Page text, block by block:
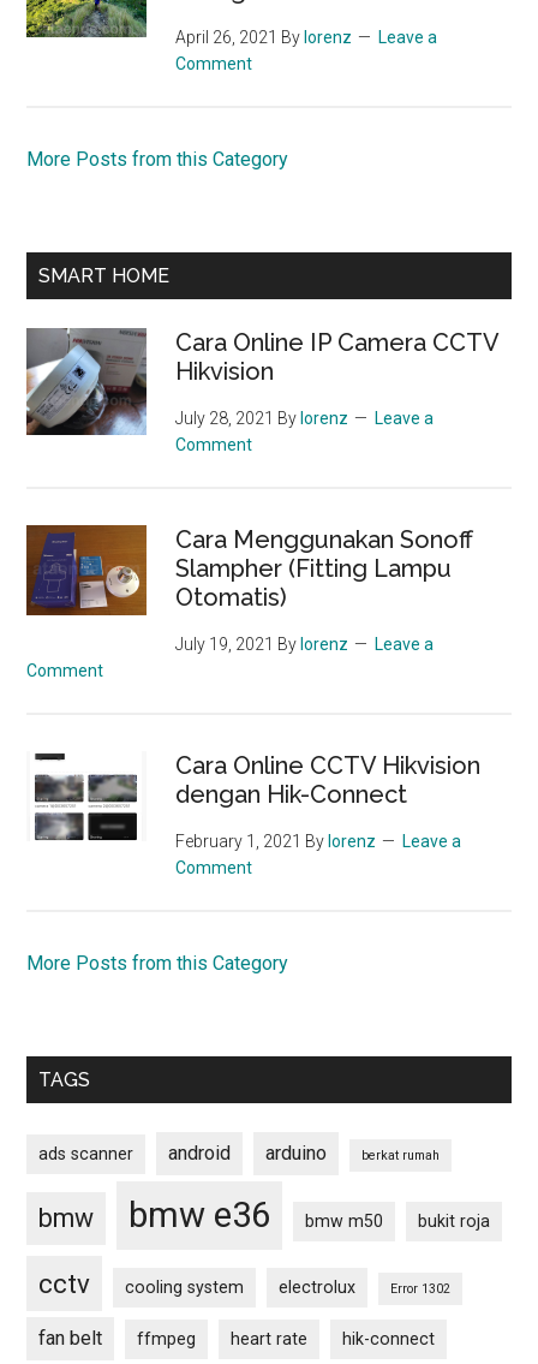
April 26, 2021 By lorenz
Leave a
Comment
More Posts from this Category
SMART HOME
Cara Online IP Camera CCTV
Hikvision
July 28, 2021 By lorenz
Leave a
Comment
Cara Menggunakan Sonoff
Slampher (Fitting Lampu
Otomatis)
July 19, 2021 By lorenz
Leave a
Comment
Cara Online CCTV Hikvision
dengan Hik-Connect
February 1, 2021 By lorenz
Leave a
Comment
More Posts from this Category
TAGS
ads scanner android arduino berkat rumah
bmw bmw e36 bmw m50 bukit roja
cctv cooling system electrolux Error 1302
fan belt ffmpeg heart rate hik-connect